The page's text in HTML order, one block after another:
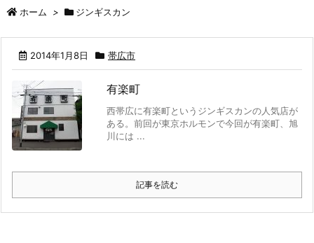
ホーム > ジンギスカン
2014年1月8日 帯広市
有楽町
西帯広に有楽町というジンギスカンの人気店が
ある。前回が東京ホルモンで今回が有楽町、旭
川には ...
記事を読む